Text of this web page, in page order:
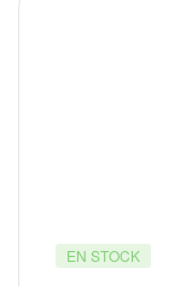
EN STOCK